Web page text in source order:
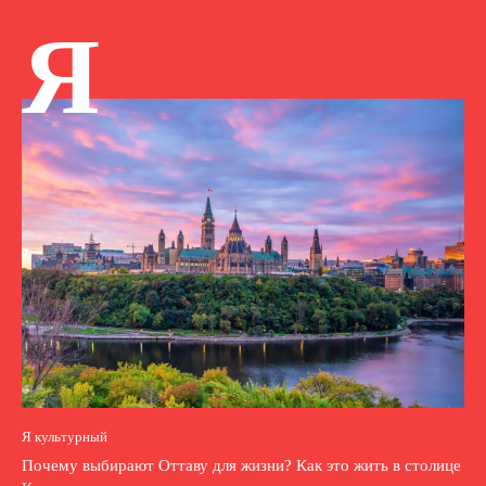
Я
Я культурный
Почему выбирают Оттаву для жизни? Как это жить в столице